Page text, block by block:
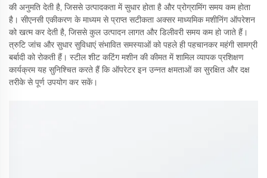
की अनुमति देती है, जिससे उत्पादकता में सुधार होता है और प्रोग्रामिंग समय कम होता
है। सीएनसी एकीकरण के माध्यम से प्राप्त सटीकता अक्सर माध्यमिक मशीनिंग ऑपरेशन
को खत्म कर देती है, जिससे कुल उत्पादन लागत और डिलीवरी समय कम हो जाते हैं।
त्रुटि जांच और सुधार सुविधाएं संभावित समस्याओं को पहले ही पहचानकर महंगी सामग्री
बर्बादी को रोकती हैं। स्टील शीट कटिंग मशीन की कीमत में शामिल व्यापक प्रशिक्षण
कार्यक्रम यह सुनिश्चित करते हैं कि ऑपरेटर इन उन्नत क्षमताओं का सुरक्षित और दक्ष
तरीके से पूर्ण उपयोग कर सकें।